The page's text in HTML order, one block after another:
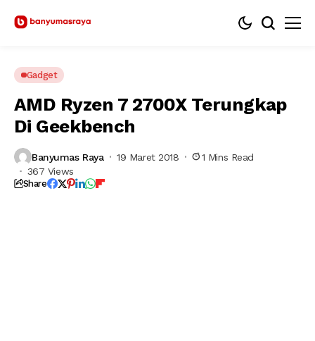
Gadget
AMD Ryzen 7 2700X Terungkap
Di Geekbench
Banyumas Raya 19 Maret 2018
1 Mins Read
367 Views
Share